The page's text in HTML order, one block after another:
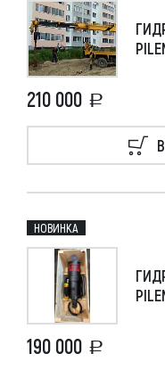
СТРОЙДОРМАШ
210 000
НОВИНКА
190 000